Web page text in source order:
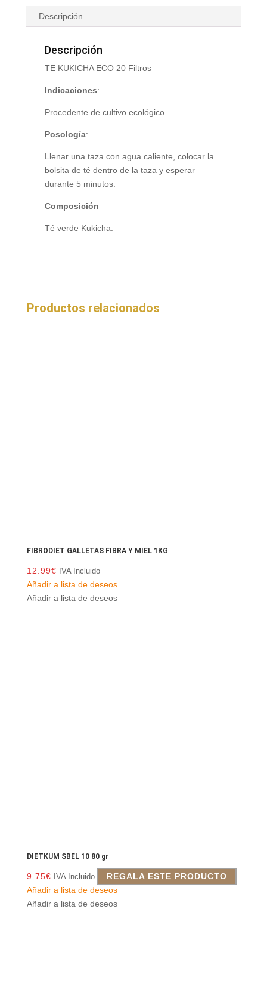
Descripción
Descripción
TE KUKICHA ECO 20 Filtros
Indicaciones:
Procedente de cultivo ecológico.
Posología:
Llenar una taza con agua caliente, colocar la
bolsita de té dentro de la taza y esperar
durante 5 minutos.
Composición
Té verde Kukicha.
Productos relacionados
FIBRODIET GALLETAS FIBRA Y MIEL 1KG
12.99€ IVA Incluido
Añadir a lista de deseos
Añadir a lista de deseos
DIETKUM SBEL 10 80 gr
9.75€ IVA Incluido
REGALA ESTE PRODUCTO
Añadir a lista de deseos
Añadir a lista de deseos